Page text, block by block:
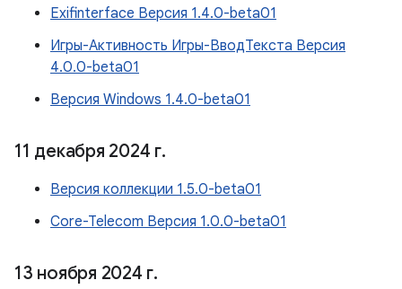
Exifinterface Версия 1.4.0-beta01
Игры-Активность Игры-ВводТекста Версия
4.0.0-beta01
Версия Windows 1.4.0-beta01
11 декабря 2024 г.
Версия коллекции 1.5.0-beta01
Core-Telecom Версия 1.0.0-beta01
13 ноября 2024 г.